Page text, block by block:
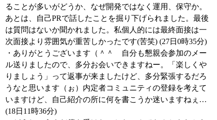
ることが多いがどうか、なぜ開発ではなく運用、保守か。
あとは、自己PRで話したことを掘り下げられました。最後
は質問はないか聞かれました。私個人的には最終面接は一
次面接より雰囲気が重苦しかったです(苦笑) (27日0時35分)
・ありがとうございます（＾＾ 自分も懇親会参加のメー
ル送りましたので、多分お会いできますねー。「楽しくや
りましょう」って返事が来ましたけど、多分緊張するだろ
うなと思います（ぉ）内定者コミュニティの登録を考えて
いますけど、自己紹介の所に何を書こうか迷いますねぇ…
(18日11時36分)